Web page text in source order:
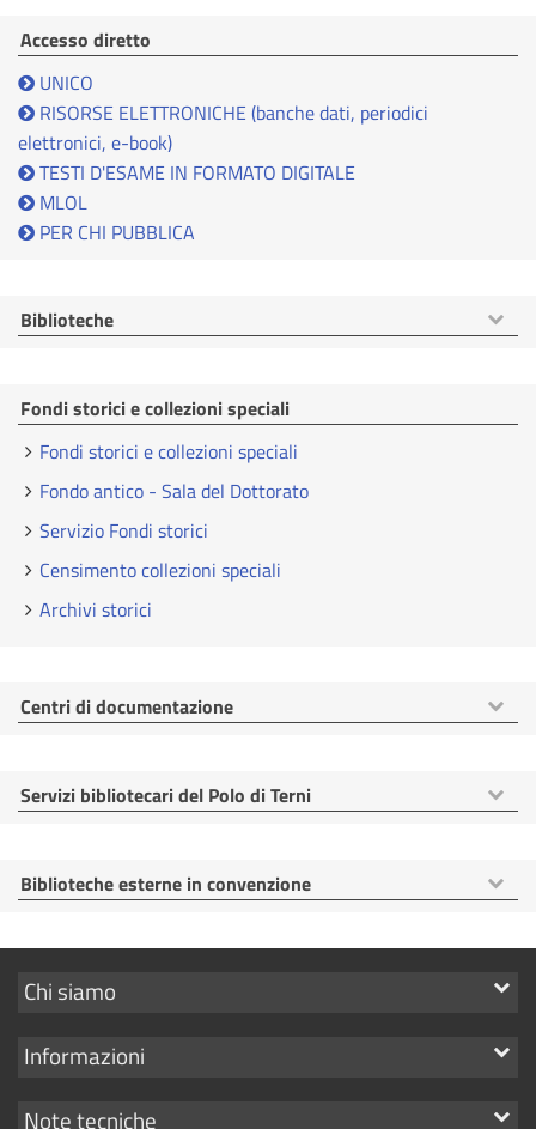
Accesso diretto
UNICO
RISORSE ELETTRONICHE (banche dati, periodici
elettronici, e-book)
TESTI D'ESAME IN FORMATO DIGITALE
MLOL
PER CHI PUBBLICA
Mostra
voci
Biblioteche
Fondi storici e collezioni speciali
Fondi storici e collezioni speciali
Fondo antico - Sala del Dottorato
Servizio Fondi storici
Censimento collezioni speciali
Archivi storici
Mostra
voci
Centri di documentazione
Mostra
voci
Servizi bibliotecari del Polo di Terni
Mostra
voci
Biblioteche esterne in convenzione
Mostra
link
Chi siamo
Mostra
Informazioni
Mostra
Note tecniche